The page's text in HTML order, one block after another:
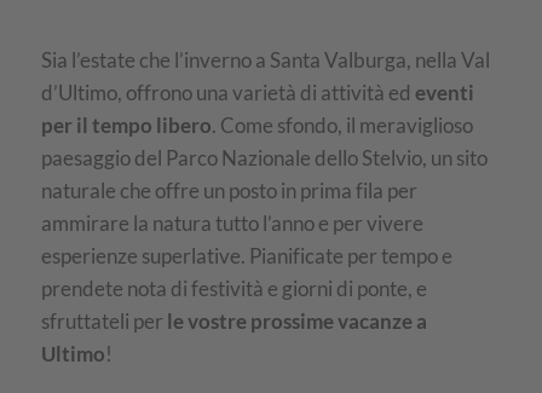
Sia l’estate che l’inverno a Santa Valburga, nella Val
d’Ultimo, offrono una varietà di attività ed eventi
per il tempo libero. Come sfondo, il meraviglioso
paesaggio del Parco Nazionale dello Stelvio, un sito
naturale che offre un posto in prima fila per
ammirare la natura tutto l’anno e per vivere
esperienze superlative. Pianificate per tempo e
prendete nota di festività e giorni di ponte, e
sfruttateli per le vostre prossime vacanze a
Ultimo!